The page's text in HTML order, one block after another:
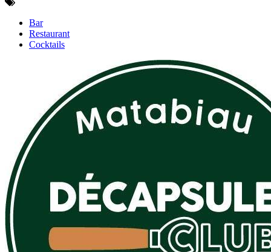
Bar
Restaurant
Cocktails